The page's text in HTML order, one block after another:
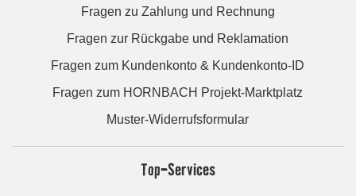
Fragen zu Zahlung und Rechnung
Fragen zur Rückgabe und Reklamation
Fragen zum Kundenkonto & Kundenkonto-ID
Fragen zum HORNBACH Projekt-Marktplatz
Muster-Widerrufsformular
Top-Services